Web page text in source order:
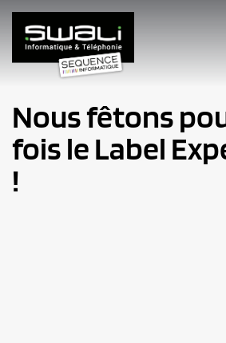
Nous fêtons
fois le Label
!